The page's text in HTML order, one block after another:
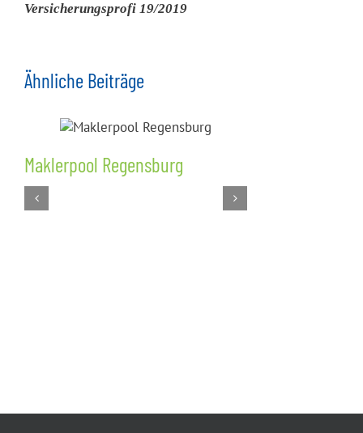
Versicherungsprofi 19/2019
Ähnliche Beiträge
Maklerpool Regensburg